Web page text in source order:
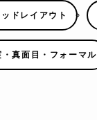
ドレイアウト
・真面目・フォーマル